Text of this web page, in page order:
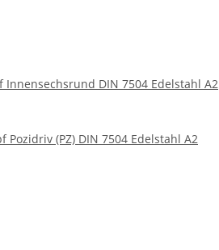
DIN 7504 Edelstahl A2